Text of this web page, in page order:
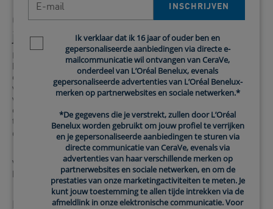
Overweeg vrij verkrijgbare pijn- en
jeukverlichting
Pijnstillers zonder recept zoals ibuprofen en acetaminofen
kunnen enige verlichting van zonnebrand bieden. Er zijn
ook topische pijnstillers in gel die specifiek zijn gemaakt
voor zonnebrand. Jeuk door zonnebrand kan ook erg
vervelend zijn zodra de huid begint te genezen, dus
overweeg om een middel tegen jeuk (of antihistaminicum)
te nemen, zoals difenhydramine, oftewel. Benadryl en
Chlor-Trimeton, om er een paar te noemen.4
Vraag eerst advies aan je arts of apotheker vooraleer je
hiermee aan de slag gaat.
Raadpleeg een arts bij ernstige irritatie of
INSCHRIJVEN
Newsletter policyIk verklaar dat ik 16 jaar of ouder ben en
gepersonaliseerde aanbiedingen via directe e-
mailcommunicatie wil ontvangen van CeraVe,
onderdeel van L’Oréal Benelux, evenals
gepersonaliseerde advertenties van L’Oréal Benelux-
merken op partnerwebsites en sociale netwerken.*
*De gegevens die je verstrekt, zullen door L’Oréal
Benelux worden gebruikt om jouw profiel te verrijken
en je gepersonaliseerde aanbiedingen te sturen via
directe communicatie van CeraVe, evenals via
advertenties van haar verschillende merken op
partnerwebsites en sociale netwerken, en om de
prestaties van onze marketingactiviteiten te meten. Je
kunt jouw toestemming te allen tijde intrekken via de
afmeldlink in onze elektronische communicatie. Voor